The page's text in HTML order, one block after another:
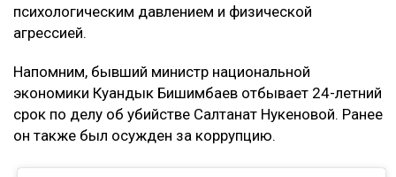
психологическим давлением и физической
агрессией.
Напомним, бывший министр национальной
экономики Куандык Бишимбаев отбывает 24-летний
срок по делу об убийстве Салтанат Нукеновой. Ранее
он также был осужден за коррупцию.